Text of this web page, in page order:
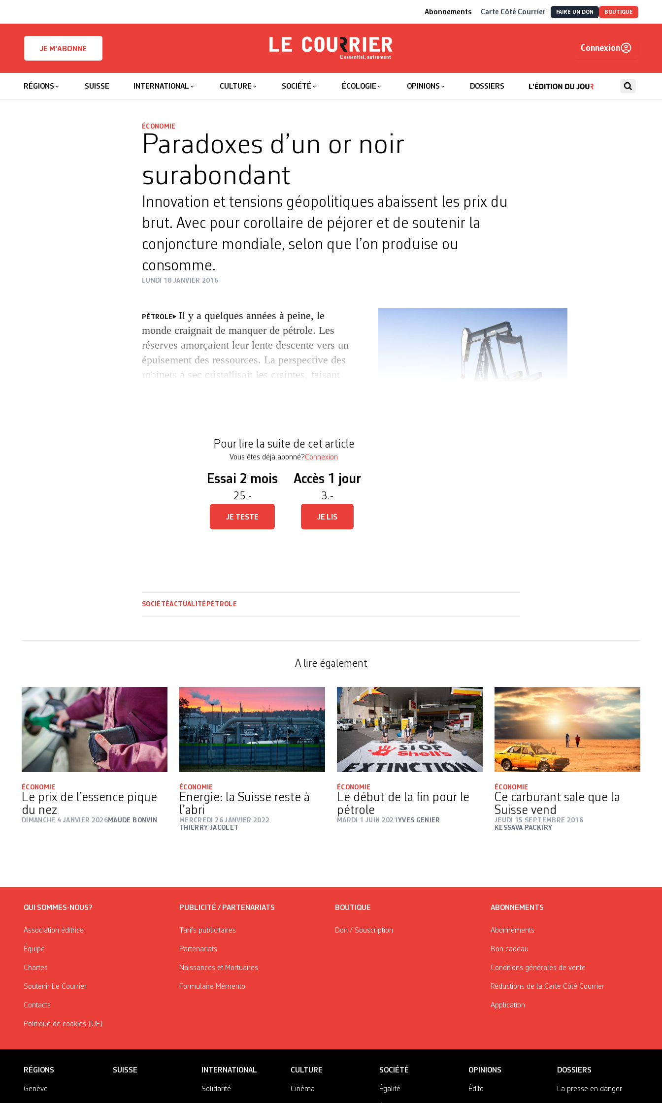
Abonnements Carte Côté Courrier FAIRE UN DON BOUTIQUE
JE M'ABONNE
Le Courrier
Connexion
RÉGIONS SUISSE INTERNATIONAL CULTURE SOCIÉTÉ ÉCOLOGIE OPINIONS DOSSIERS
ÉCONOMIE
Paradoxes d’un or noir
surabondant
Innovation et tensions géopolitiques abaissent les prix du
brut. Avec pour corollaire de péjorer et de soutenir la
conjoncture mondiale, selon que l’on produise ou
consomme.
LUNDI 18 JANVIER 2016
PÉTROLE
Il y a quelques années à peine, le
monde craignait de manquer de pétrole. Les
réserves amorçaient leur lente descente vers un
épuisement des ressources. La perspective des
robinets à sec cristallisait les craintes, faisant
Pour lire la suite de cet article
Vous êtes déjà abonné?Connexion
Essai 2 mois
25.-
JE TESTE
Accès 1 jour
3.-
JE LIS
SOCIÉTÉACTUALITÉ PÉTROLE
A lire également
ÉCONOMIE
Le prix de l’essence pique
du nez
DIMANCHE 4 JANVIER 2026 MAUDE BONVIN
ÉCONOMIE
Energie: la Suisse reste à
l’abri
MERCREDI 26 JANVIER 2022
THIERRY JACOLET
ÉCONOMIE
Le début de la fin pour le
pétrole
MARDI 1 JUIN 2021 YVES GENIER
ÉCONOMIE
Ce carburant sale que la
Suisse vend
JEUDI 15 SEPTEMBRE 2016
KESSAVA PACKIRY
QUI SOMMES-NOUS?
Association éditrice
Équipe
Chartes
Soutenir Le Courrier
Contacts
Politique de cookies (UE)
PUBLICITÉ / PARTENARIATS
Tarifs publicitaires
Partenariats
Naissances et Mortuaires
Formulaire Mémento
BOUTIQUE
Don / Souscription
ABONNEMENTS
Abonnements
Bon cadeau
Conditions générales de vente
Réductions de la Carte Côté Courrier
Application
RÉGIONS
Genève
SUISSE INTERNATIONAL
Solidarité
CULTURE
Cinéma
SOCIÉTÉ
Égalité
OPINIONS
Édito
DOSSIERS
La presse en danger